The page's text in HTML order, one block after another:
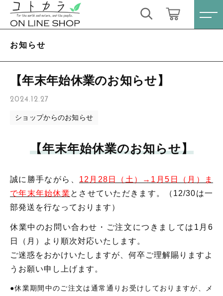
お知らせ
【年末年始休業のお知らせ】
2024.12.27
ショップからのお知らせ
【年末年始休業のお知らせ】
誠に勝手ながら、 12月28日（土）→1月5日（月）ま
で年末年始休業 とさせていただきます。
（12/30は一
部発送を行なっております）
休業中のお問い合わせ・ご注文につきましては1月6
日（月）より順次対応いたします。
ご迷惑をおかけいたしますが、何卒ご理解賜りますよ
うお願い申し上げます。
●休業期間中のご注文は通常通りお受けしておりますが、メ
ログイン / 会員登録
お気に入り
スキンケア・石鹸
サステナブル歯ブラシ・歯磨き粉
洗剤・食器用石鹸
タオル/ハンカチ
国産［奥会津］かごバッグ
カトラリー/食器
ソーラーランタン（クリーンエネルギー）
サステナブル歯ブラシ・歯磨き粉
洗剤・食器用石鹸
タオル/ハンカチ
国産［奥会津］かごバッグ
カトラリー/食器
ソーラーランタン（クリーンエネルギー）
キーワード検索
親カテゴリ
その他
在庫あり セール
並び順